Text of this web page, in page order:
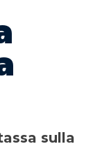
sulla